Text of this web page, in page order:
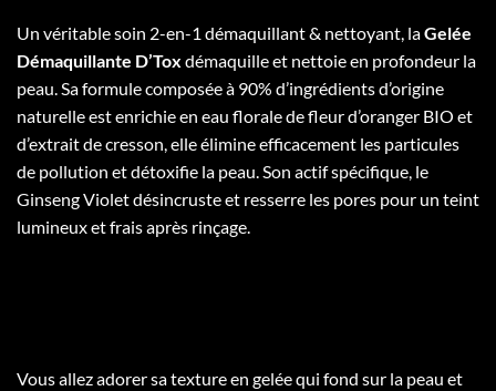
Un véritable soin 2-en-1 démaquillant & nettoyant, laGelée
Démaquillante D’Tox démaquille et nettoie en profondeur la
peau. Sa formule composée à 90% d’ingrédients d’origine
naturelle est enrichie en eau florale de fleur d’oranger BIO et
d’extrait de cresson, elle élimine efficacement les particules
de pollution et détoxifie la peau. Son actif spécifique, le
Ginseng Violet désincruste et resserre les pores pour un teint
lumineux et frais après rinçage.
Vous allez adorer sa texture en gelée qui fond sur la peau et